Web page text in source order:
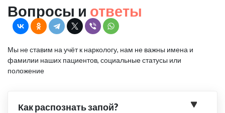
Вопросы и ответы
Мы не ставим на учёт к наркологу, нам не важны имена и
фамилии наших пациентов, социальные статусы или
положение
Как распознать запой?